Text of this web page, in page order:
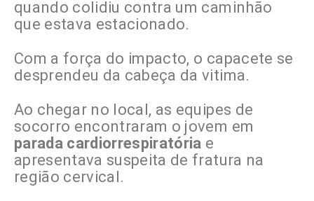
quando colidiu contra um caminhão
que estava estacionado.
Com a força do impacto, o capacete se
desprendeu da cabeça da vitima.
Ao chegar no local, as equipes de
socorro encontraram o jovem em
parada cardiorrespiratória e
apresentava suspeita de fratura na
região cervical.